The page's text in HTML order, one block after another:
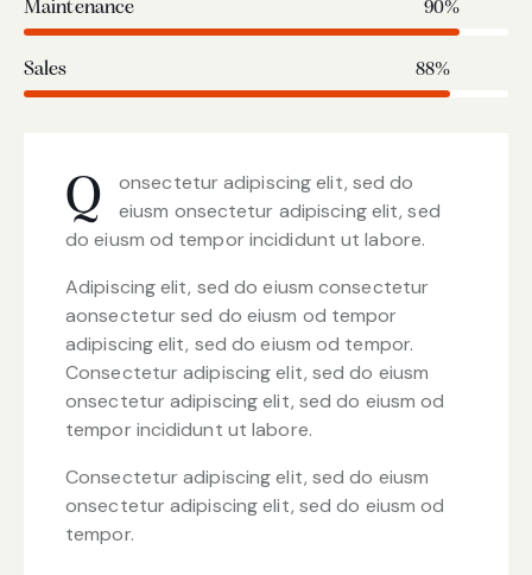
Maintenance 90%
Sales 88%
Q
onsectetur adipiscing elit, sed do
eiusm onsectetur adipiscing elit, sed
do eiusm od tempor incididunt ut labore.
Adipiscing elit, sed do eiusm consectetur
aonsectetur sed do eiusm od tempor
adipiscing elit, sed do eiusm od tempor.
Consectetur adipiscing elit, sed do eiusm
onsectetur adipiscing elit, sed do eiusm od
tempor incididunt ut labore.
Consectetur adipiscing elit, sed do eiusm
onsectetur adipiscing elit, sed do eiusm od
tempor.